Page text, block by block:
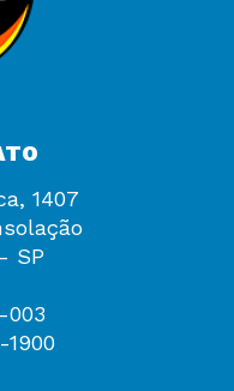
1407
SP
003
1900